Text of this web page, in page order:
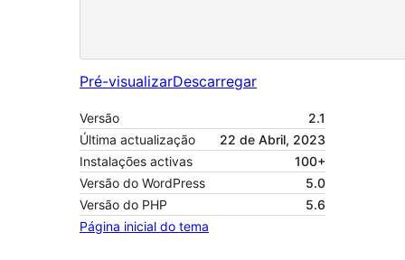
Pré-visualizarDescarregar
Versão
2.1
Última actualização
22 de Abril, 2023
Instalações activas
100+
Versão do WordPress
5.0
Versão do PHP
5.6
Página inicial do tema